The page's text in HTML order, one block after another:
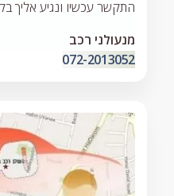
התקשר עכשיו ונגיע אליך
מנעולני רכב
072-2013052